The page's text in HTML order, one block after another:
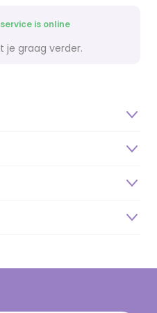
is online
je graag verder.